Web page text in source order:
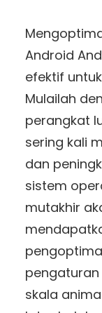
Android
efektif
Mulailah
perangkat
sering kali
dan
sistem
mutakhir
skala